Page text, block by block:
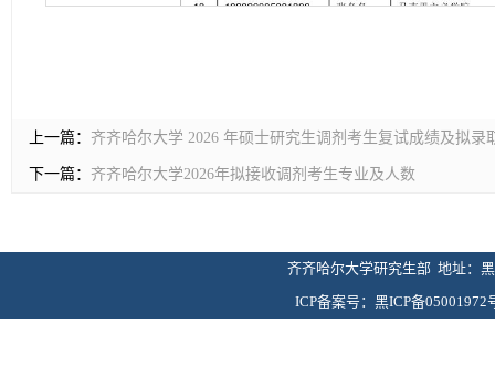
上一篇： 齐齐哈尔大学 2026 年硕士研究生调剂考生复试成绩及拟录
下一篇： 齐齐哈尔大学2026年拟接收调剂考生专业及人数
齐齐哈尔大学研究生部 地址：
ICP备案号：黑ICP备05001972